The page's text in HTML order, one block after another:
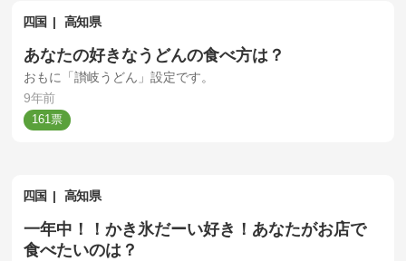
四国 高知県
あなたの好きなうどんの食べ方は？
おもに「讃岐うどん」設定です。
9年前
161
四国 高知県
一年中！！かき氷だーい好き！あなたがお店で
食べたいのは？